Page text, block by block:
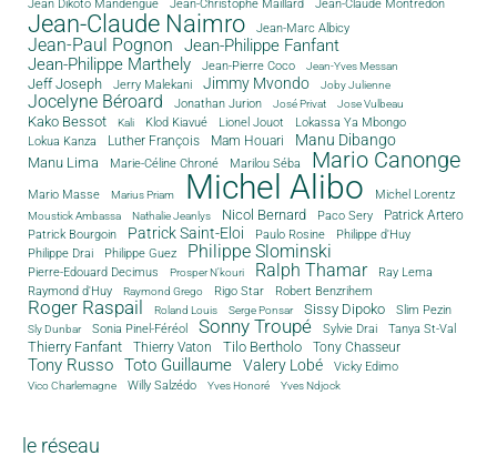
Jean Dikoto Mandengue Jean-Christophe Maillard Jean-Claude Montredon
Jean-Claude Naimro Jean-Marc Albicy
Jean-Paul Pognon
Jean-Philippe Fanfant
Jean-Philippe Marthely
Jean-Pierre Coco Jean-Yves Messan
Jeff Joseph Jerry Malekani Jimmy Mvondo Joby Julienne
Jocelyne Béroard Jonathan Jurion José Privat Jose Vulbeau
Kako Bessot Kali Klod Kiavué Lionel Jouot
Lokassa Ya Mbongo
Lokua Kanza
Luther François Mam Houari Manu Dibango
Manu Lima Marie-Céline Chroné Marilou Séba Mario Canonge
Mario Masse Marius Priam Michel Alibo Michel Lorentz
Moustick Ambassa Nathalie Jeanlys Nicol Bernard Paco Sery
Patrick Artero
Patrick Bourgoin
Patrick Saint-Eloi Paulo Rosine
Philippe d'Huy
Philippe Drai
Philippe Guez Philippe Slominski
Pierre-Edouard Decimus Prosper N'kouri Ralph Thamar
Ray Lema
Raymond d'Huy
Raymond Grego Rigo Star Robert Benzrihem
Roger Raspail Roland Louis Serge Ponsar Sissy Dipoko Slim Pezin
Sly Dunbar Sonia Pinel-Féréol Sonny Troupé Sylvie Drai Tanya St-Val
Thierry Fanfant Thierry Vaton Tilo Bertholo Tony Chasseur
Tony Russo Toto Guillaume Valery Lobé Vicky Edimo
Vico Charlemagne Willy Salzédo Yves Honoré Yves Ndjock
le réseau